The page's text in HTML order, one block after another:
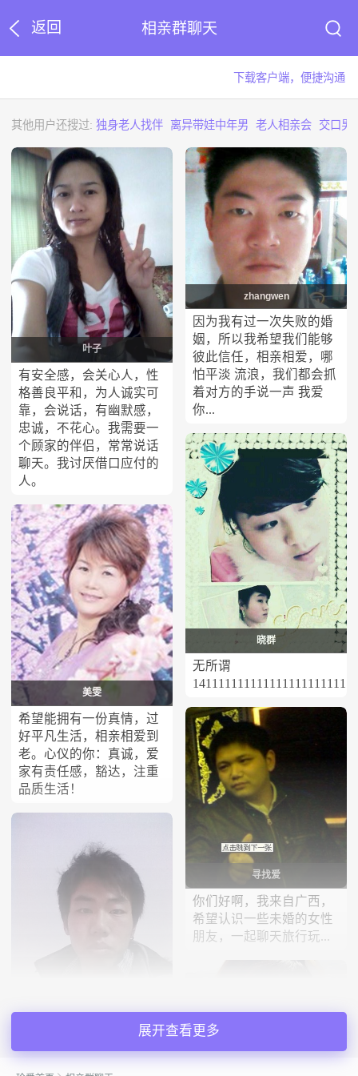
返回 相亲群聊天
下载客户端，便捷沟通
其他用户还搜过:独身老人找伴 离异带娃中年男 老人相亲会 交口男
叶子
有安全感，会关心人，性
格善良平和，为人诚实可
靠，会说话，有幽默感，
忠诚，不花心。我需要一
个顾家的伴侣，常常说话
聊天。我讨厌借口应付的
人。
美雯
希望能拥有一份真情，过
好平凡生活，相亲相爱到
老。心仪的你：真诚，爱
家有责任感，豁达，注重
品质生活！
宋亚洲
对另一半 我爱你你爱我就
行孝敬父母贤妻良母！我
zhangwen
因为我有过一次失败的婚
姻，所以我希望我们能够
彼此信任，相亲相爱，哪
怕平淡 流浪，我们都会抓
着对方的手说一声 我爱
你...
晓群
无所谓
寻找爱
你们好啊，我来自广西，
希望认识一些未婚的女性
朋友，一起聊天旅行玩...
展开查看更多